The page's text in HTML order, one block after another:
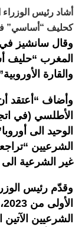
أشاد رئيس الوزراء
كحليف “أساسي”
وقال سانشيز في
المغرب “حليف
والقارة
وأضاف “أعتقد
الأطلسي (في
الوحيد الى
الشرعيين
غير الشرعية الى
وقدّم رئيس